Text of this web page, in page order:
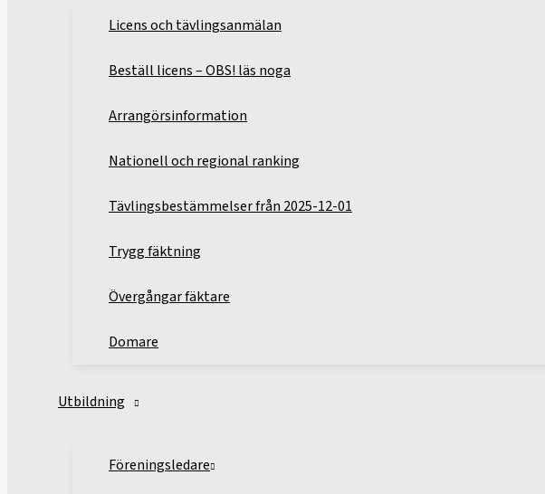
Licens och tävlingsanmälan
Beställ licens – OBS! läs noga
Arrangörsinformation
Nationell och regional ranking
Tävlingsbestämmelser från 2025-12-01
Trygg fäktning
Övergångar fäktare
Domare
Utbildning
Föreningsledare